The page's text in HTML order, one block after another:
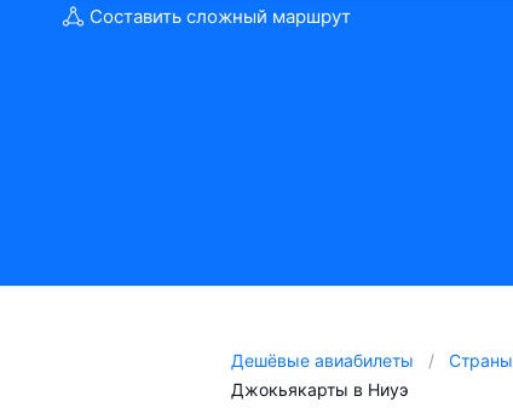
Составить сложный маршрут
Дешёвые авиабилеты Страны
Джокьякарты в Ниуэ